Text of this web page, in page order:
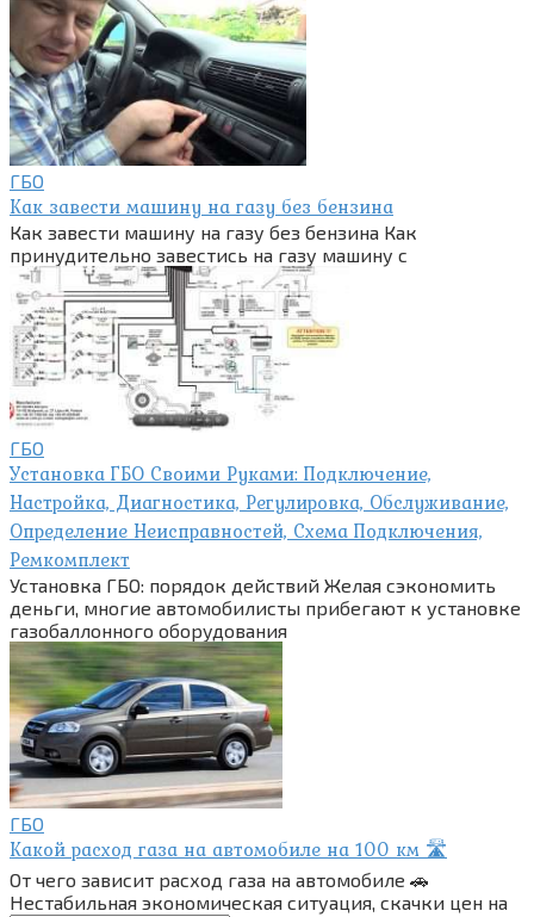
ГБО
Как завести машину на газу без бензина
Как завести машину на газу без бензина Как
принудительно завестись на газу машину с
ГБО
Установка ГБО Своими Руками: Подключение,
Настройка, Диагностика, Регулировка, Обслуживание,
Определение Неисправностей, Схема Подключения,
Ремкомплект
Установка ГБО: порядок действий Желая сэкономить
деньги, многие автомобилисты прибегают к установке
газобаллонного оборудования
ГБО
Какой расход газа на автомобиле на 100 км 🛣
От чего зависит расход газа на автомобиле 🚗
Нестабильная экономическая ситуация, скачки цен на